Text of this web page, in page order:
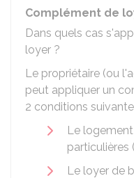
Complément de
Dans quels cas
loyer ?
Le propriétaire (ou
peut appliquer un
2 conditions
Le
particulières
Le loyer de